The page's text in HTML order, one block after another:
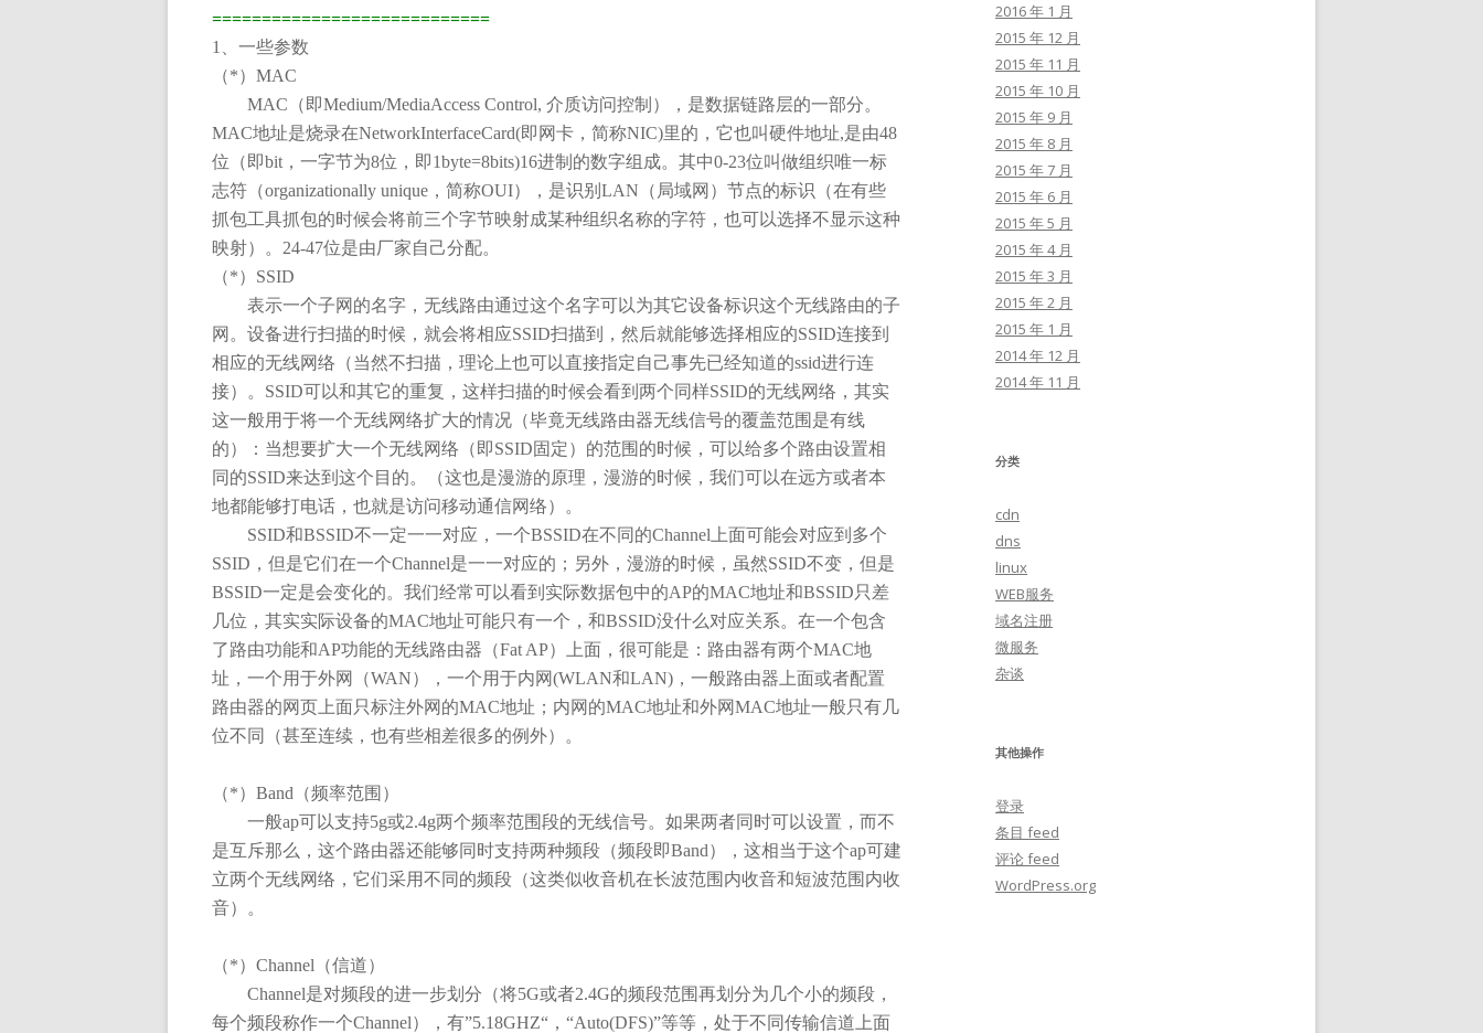
============================
1
、一些参数
（*） MAC
MAC （即Medium/MediaAccess Control, 介质访问控制），是数据链路层的一部分。
MAC地址是烧录在NetworkInterfaceCard(即网卡，简称NIC)里的，它也叫硬件地址,是由48
位（即bit ，一字节为8位，即1byte=8bits)16进制的数字组成。其中0-23位叫做组织唯一标
志符（organizationally unique ，简称OUI），是识别 LAN （局域网）节点的标识（在有些
抓包工具抓包的时候会将前三个字节映射成某种组织名称的字符，也可以选择不显示这种
映射）。 24-47位是由厂家自己分配。
（*） SSID
表示一个子网的名字，无线路由通过这个名字可以为其它设备标识这个无线路由的子
网。设备进行扫描的时候，就会将相应SSID扫描到，然后就能够选择相应的SSID连接到
相应的无线网络（当然不扫描，理论上也可以直接指定自己事先已经知道的ssid进行连
接）。 SSID可以和其它的重复，这样扫描的时候会看到两个同样SSID的无线网络，其实
这一般用于将一个无线网络扩大的情况（毕竟无线路由器无线信号的覆盖范围是有线
的）：当想要扩大一个无线网络（即SSID固定）的范围的时候，可以给多个路由设置相
同的SSID来达到这个目的。（这也是漫游的原理，漫游的时候，我们可以在远方或者本
地都能够打电话，也就是访问移动通信网络）。
SSID和BSSID不一定一一对应，一个BSSID在不同的Channel 上面可能会对应到多个
SSID ，但是它们在一个Channel是一一对应的；另外，漫游的时候，虽然SSID不变，但是
BSSID一定是会变化的。我们经常可以看到实际数据包中的AP的MAC地址和BSSID 只差
几位，其实实际设备的MAC地址可能只有一个，和BSSID没什么对应关系。在一个包含
了路由功能和AP功能的无线路由器（Fat AP）上面，很可能是：路由器有两个MAC地
址，一个用于外网（WAN），一个用于内网(WLAN和LAN) ，一般路由器上面或者配置
路由器的网页上面只标注外网的MAC地址；内网的MAC地址和外网MAC地址一般只有几
位不同（甚至连续，也有些相差很多的例外）。
（*） Band （频率范围）
一般ap可以支持5g或2.4g两个频率范围段的无线信号。如果两者同时可以设置，而不
是互斥那么，这个路由器还能够同时支持两种频段（频段即Band），这相当于这个ap可建
立两个无线网络，它们采用不同的频段（这类似收音机在长波范围内收音和短波范围内收
音）。
（*） Channel （信道）
Channel是对频段的进一步划分（将5G或者2.4G的频段范围再划分为几个小的频段，
每个频段称作一个Channel），有”5.18GHZ“ ， “Auto(DFS)”等等，处于不同传输信道上面
2016 年 1 月
2015 年 12 月
2015 年 11 月
2015 年 10 月
2015 年 9 月
2015 年 8 月
2015 年 7 月
2015 年 6 月
2015 年 5 月
2015 年 4 月
2015 年 3 月
2015 年 2 月
2015 年 1 月
2014 年 12 月
2014 年 11 月
分类
cdn
dns
linux
WEB服务
域名注册
微服务
杂谈
其他操作
登录
条目 feed
评论 feed
WordPress.org